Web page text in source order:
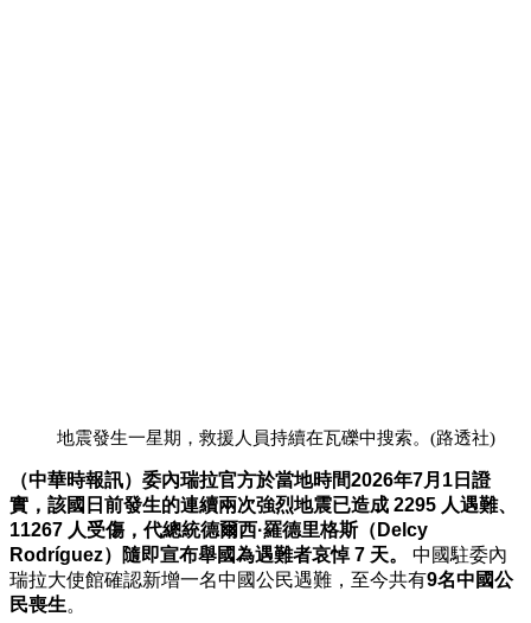
地震發生一星期，救援人員持續在瓦礫中搜索。(路透社)
（中華時報訊）委內瑞拉官方於當地時間2026年7月1日證
實，該國日前發生的連續兩次強烈地震已造成 2295 人遇難、
11267 人受傷，代總統德爾西·羅德里格斯（Delcy
Rodríguez）隨即宣布舉國為遇難者哀悼 7 天。
中國駐委內
瑞拉大使館確認新增一名中國公民遇難，至今共有9名中國公
民喪生。